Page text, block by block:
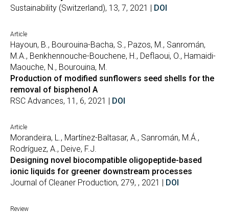
Sustainability (Switzerland), 13, 7, 2021 | DOI
Article
Hayoun, B., Bourouina-Bacha, S., Pazos, M., Sanromán,
M.A., Benkhennouche-Bouchene, H., Deflaoui, O., Hamaidi-
Maouche, N., Bourouina, M.
Production of modified sunflowers seed shells for the
removal of bisphenol A
RSC Advances, 11, 6, 2021 | DOI
Article
Morandeira, L., Martínez-Baltasar, A., Sanromán, M.Á.,
Rodríguez, A., Deive, F.J.
Designing novel biocompatible oligopeptide-based
ionic liquids for greener downstream processes
Journal of Cleaner Production, 279, , 2021 | DOI
Review